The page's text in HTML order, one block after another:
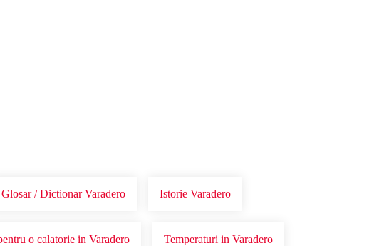
Glosar / Dictionar Varadero Istorie Varadero
o calatorie in Varadero Temperaturi in Varadero